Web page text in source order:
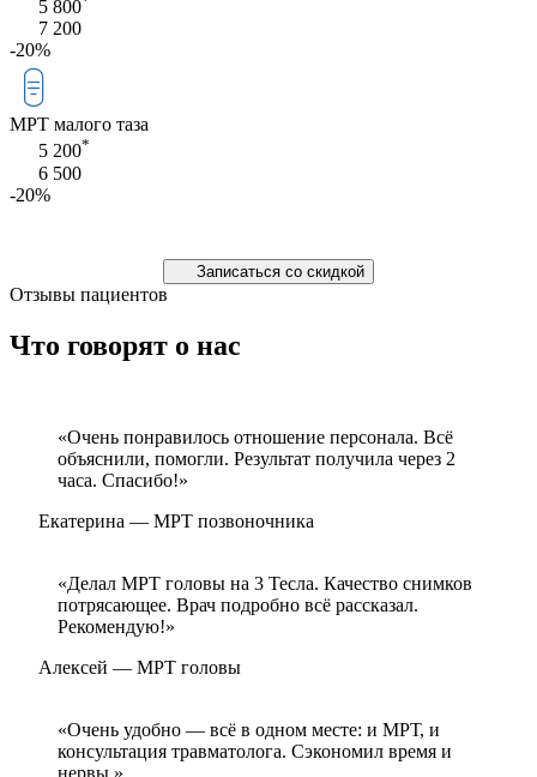
5 800
7 200
-20%
МРТ малого таза
5 200*
6 500
-20%
Записаться со скидкой
Отзывы пациентов
Что говорят о нас
«Очень понравилось отношение персонала. Всё
объяснили, помогли. Результат получила через 2
часа. Спасибо!»
Екатерина — МРТ позвоночника
«Делал МРТ головы на 3 Тесла. Качество снимков
потрясающее. Врач подробно всё рассказал.
Рекомендую!»
Алексей — МРТ головы
«Очень удобно — всё в одном месте: и МРТ, и
консультация травматолога. Сэкономил время и
нервы.»